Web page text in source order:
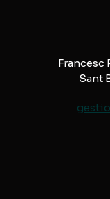
Francesc
Sant